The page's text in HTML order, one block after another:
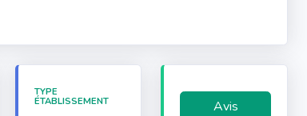
TYPE
ÉTABLISSEMENT
Avis